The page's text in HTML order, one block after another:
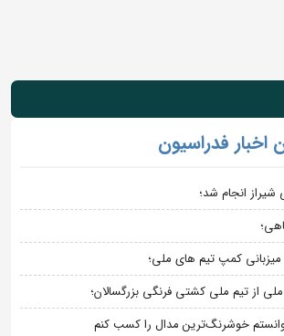
اخبار فدراسیون
انجام شد؛
از تیم ملی کشتی فرنگی بزرگسالان؛
خوشرنگ‌ترین مدال را کسب کنم